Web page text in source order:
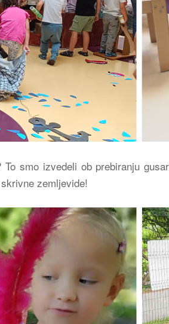
smo izvedeli ob prebiranju
zemljevide!